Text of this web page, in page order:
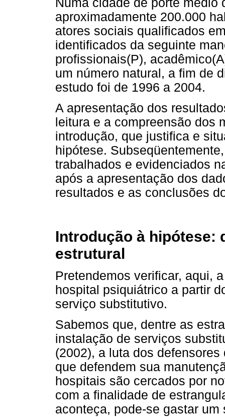
Numa cidade de porte médio
aproximadamente 200.000
atores sociais qualificados
identificados da seguinte
profissionais(P),
um número natural, a fim de
estudo foi de 1996 a 2004.
A apresentação dos
leitura e a compreensão dos
introdução, que justifica e
hipótese.
trabalhados e evidenciados
após a apresentação dos
resultados e as conclusões
Introdução à hipótese:
estrutural
Pretendemos verificar, aqui,
hospital psiquiátrico a partir
serviço substitutivo.
Sabemos que, dentre as
instalação de serviços
(2002), a luta dos
que defendem sua
hospitais são cercados por
com a finalidade de
aconteça, pode-se gastar